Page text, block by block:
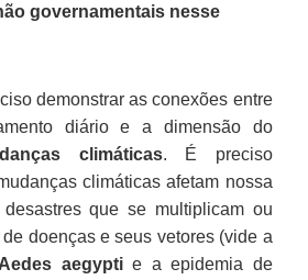
governamentais nesse
demonstrar as conexões entre
diário e a dimensão do
climáticas. É preciso
climáticas afetam nossa
que se multiplicam ou
doenças e seus vetores (vide a
Aedes aegyptie a epidemia de